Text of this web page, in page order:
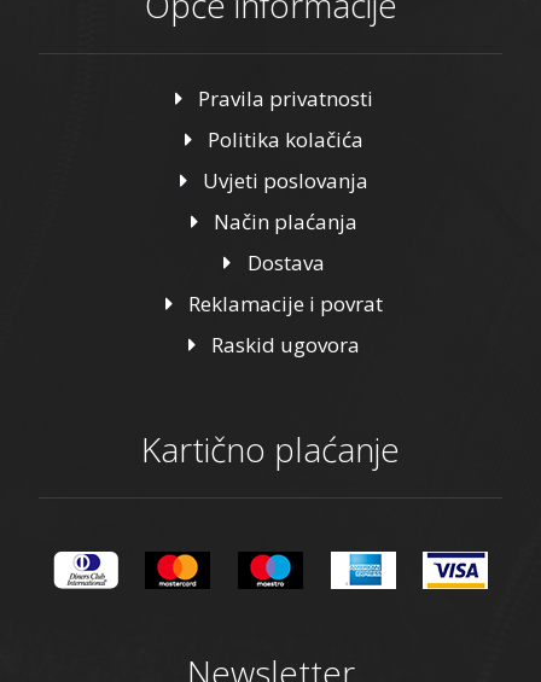
Pravila privatnosti
Politika kolačića
Uvjeti poslovanja
Način plaćanja
Dostava
Reklamacije i povrat
Raskid ugovora
Kartično plaćanje